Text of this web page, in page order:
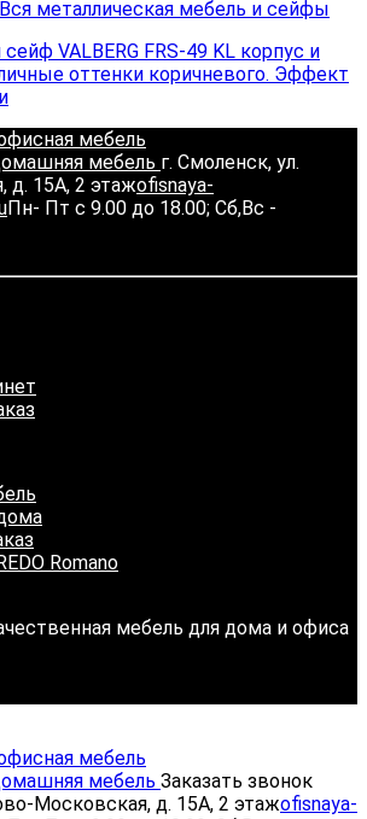
Вся металлическая мебель и сейфы
VALBERG FRS-49 KL корпус и
оттенки коричневого. Эффект
мебель
мебель г. Смоленск, ул.
д. 15А, 2 этажofisnaya-
Пн- Пт с 9.00 до 18.00; Сб,Вс -
Romano
мебель для дома и офиса
мебель
мебель Заказать звонок
Московская, д. 15А, 2 этажofisnaya-